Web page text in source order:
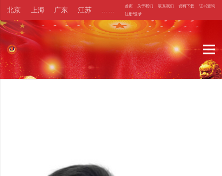
北京 上海 广东 江苏 首页 关于我们 联系我们 资料下载
证书查询
注册/登录